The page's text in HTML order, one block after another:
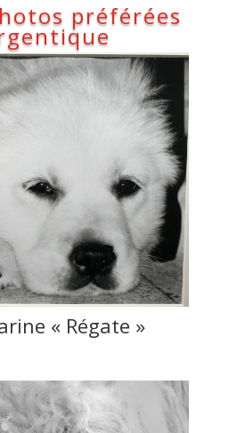
préférées
« Régate »